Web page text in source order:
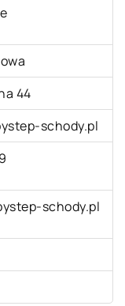
44
schody.pl
schody.pl